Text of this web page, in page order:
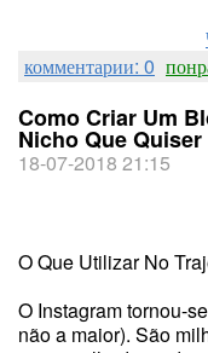
комментарии: 0
Como Criar Um
Nicho Que Quiser
18-07-2018 21:15
O Que Utilizar No
O Instagram tornou-
não a maior). São